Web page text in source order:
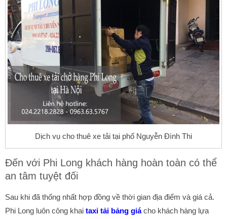
Dịch vụ cho thuê xe tải tại phố Nguyễn Đình Thi
Đến với Phi Long khách hàng hoàn toàn có thể
an tâm tuyệt đối
Sau khi đã thống nhất hợp đồng về thời gian địa điểm và giá cả.
Phi Long luôn công khai taxi tải bảng giácho khách hàng lựa